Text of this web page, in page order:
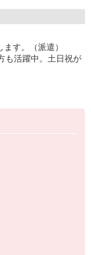
ださい。
フサービスグルー
ルや希望条件に応
ただけます。
来場】の3つから
です。
す。（派遣）
も活躍中。土日祝が
のお仕事、対応可